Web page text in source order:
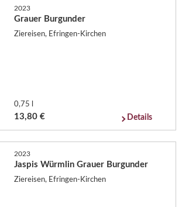
2023
Grauer Burgunder
Ziereisen, Efringen-Kirchen
0,75 l
13,80 € Details
2023
Jaspis Würmlin Grauer Burgunder
Ziereisen, Efringen-Kirchen